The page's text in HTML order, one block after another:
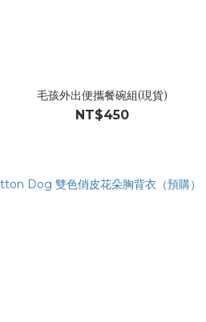
毛孩外出便攜餐碗組(現貨)
NT$450